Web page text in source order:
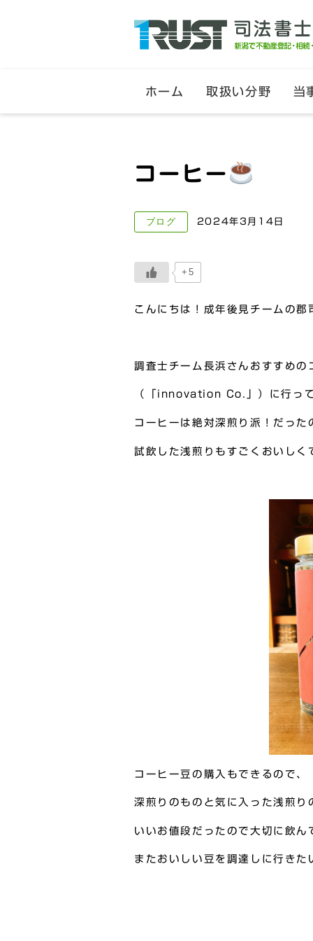
ホーム 取扱い分野 当
コーヒー
ブログ 2024年3月14日
+5
こんにちは！成年後見チームの郡
調査士チーム長浜さんおすすめの
（「innovation Co.」）に行っ
コーヒーは絶対深煎り派！だった
試飲した浅煎りもすごくおいしく
コーヒー豆の購入もできるので、
深煎りのものと気に入った浅煎
いいお値段だったので大切に飲ん
またおいしい豆を調達しに行きた